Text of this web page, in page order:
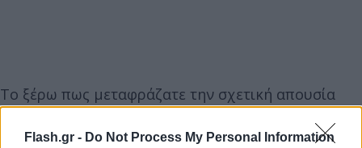
Flash.gr - Do Not Process My Personal Information
Το ξέρω πως μεταφράζατε την σχετική απουσία
μου από εδώ σαν κάτι κακό και με συγκινούσαν
πολύ τα μηνύματα που έκρυβαν και ενδιαφέρον